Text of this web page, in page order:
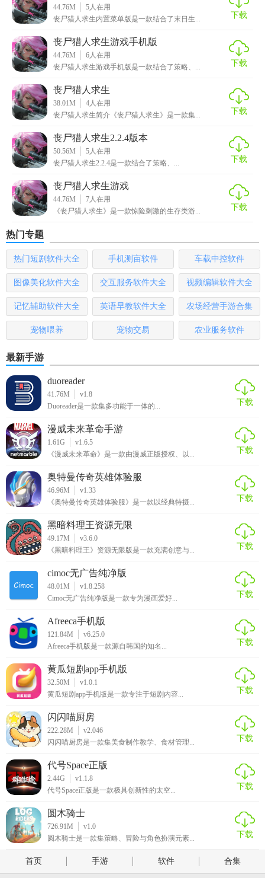
2. 语言选择：在游戏启动界面选择“简体中文”进行汉化设置。
3. 创建角色：根据喜好创建或选择角色，进入教程熟悉基本
操作。
击、拾取等操作。
5. 基地建设：在安全区域点击建造图标，选择建筑类型并放
置，逐步构建防御体系。
【丧尸猎人求生游戏汉化版推荐】
对于喜欢生存冒险、动作射击以及策略构建类游戏的玩家来
说，丧尸猎人求生游戏汉化版无疑是一个不可多得的选择。
其丰富的游戏内容、紧张刺激的战斗体验以及良好的中文支
持，将让您的求生之旅更加顺畅且充满乐趣。
44.76M 5人在用
丧尸猎人求生内置菜单版是一款结合了末日生...
下载
丧尸猎人求生游戏手机版
44.76M 6人在用
丧尸猎人求生游戏手机版是一款结合了策略、...
下载
丧尸猎人求生
38.01M 4人在用
丧尸猎人求生简介《丧尸猎人求生》是一款集...
下载
丧尸猎人求生2.2.4版本
50.56M 5人在用
丧尸猎人求生2.2.4是一款结合了策略、...
下载
丧尸猎人求生游戏
44.76M 7人在用
《丧尸猎人求生》是一款惊险刺激的生存类游...
下载
热门专题
热门短剧软件大全 手机测亩软件 车载中控软件
图像美化软件大全 交互服务软件大全 视频编辑软件大全
记忆辅助软件大全 英语早教软件大全 农场经营手游合集
宠物喂养 宠物交易 农业服务软件
最新手游
duoreader
41.76M
v1.8
Duoreader是一款集多功能于一体的...
下载
漫威未来革命手游
1.61G
v1.6.5
《漫威未来革命》是一款由漫威正版授权、以...
下载
奥特曼传奇英雄体验服
46.96M
v1.33
《奥特曼传奇英雄体验服》是一款以经典特摄...
下载
黑暗料理王资源无限
49.17M
v3.6.0
《黑暗料理王》资源无限版是一款充满创意与...
下载
cimoc无广告纯净版
48.01M
v1.8.258
Cimoc无广告纯净版是一款专为漫画爱好...
下载
Afreeca手机版
121.84M
v6.25.0
Afreeca手机版是一款源自韩国的知名...
下载
黄瓜短剧app手机版
32.50M
v1.0.1
黄瓜短剧app手机版是一款专注于短剧内容...
下载
闪闪喵厨房
222.28M
v2.046
闪闪喵厨房是一款集美食制作教学、食材管理...
下载
代号Space正版
2.44G
v1.1.8
代号Space正版是一款极具创新性的太空...
下载
圆木骑士
726.91M
v1.0
圆木骑士是一款集策略、冒险与角色扮演元素...
下载
首页 手游 软件 合集